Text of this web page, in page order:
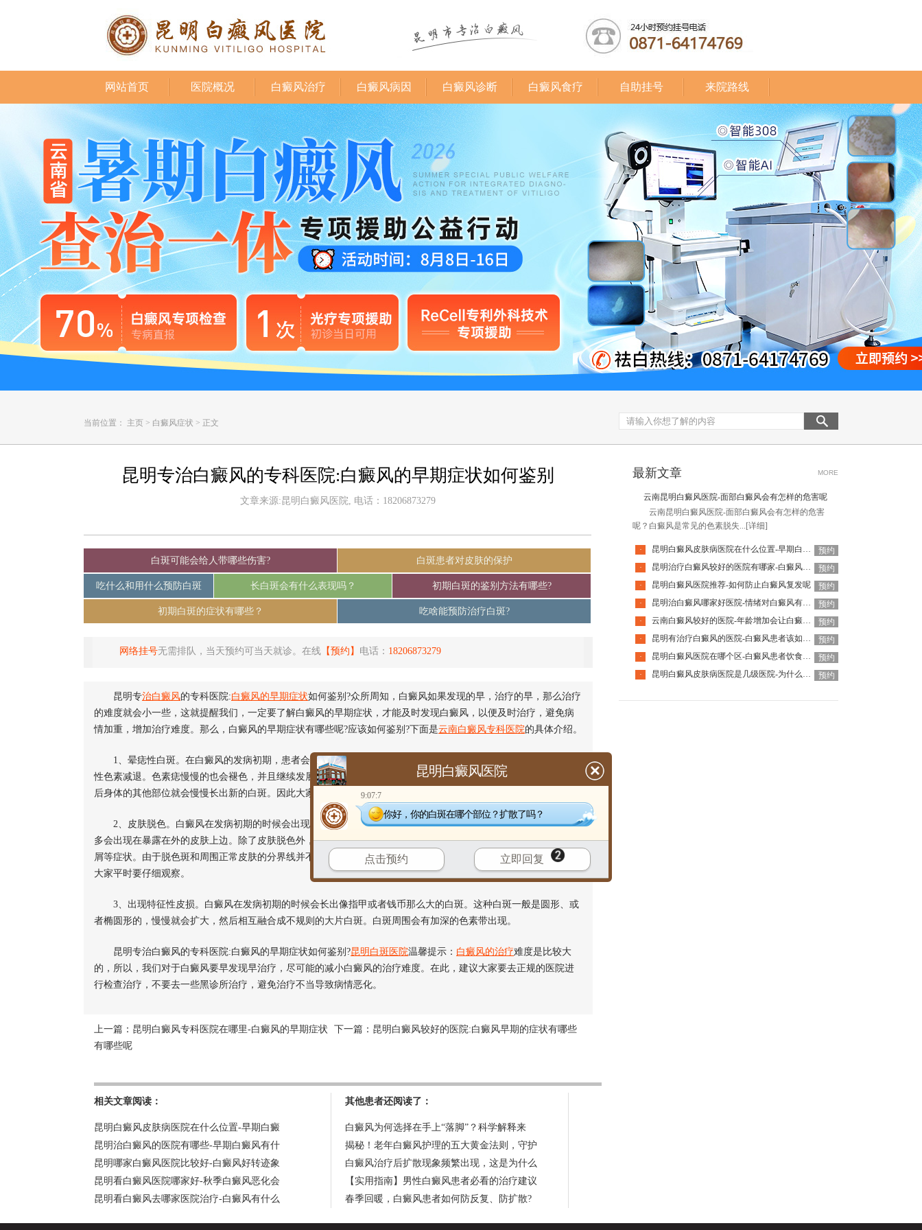
网站首页 医院概况 白癜风治疗 白癜风病因 白癜风诊断 白癜风食疗 自助挂号 来院路线
当前位置： 主页 > 白癜风症状 > 正文
昆明专治白癜风的专科医院:白癜风的早期症状如何鉴别
文章来源:昆明白癜风医院, 电话：18206873279
白斑可能会给人带哪些伤害? 白斑患者对皮肤的保护
吃什么和用什么预防白斑 长白斑会有什么表现吗？ 初期白斑的鉴别方法有哪些?
初期白斑的症状有哪些？ 吃啥能预防治疗白斑?
网络挂号无需排队，当天预约可当天就诊。在线 【预约】 电话： 18206873279
昆明专治白癜风的专科医院:白癜风的早期症状如何鉴别?众所周知，白癜风如果发现的早，治疗的早，那么治疗
的难度就会小一些，这就提醒我们，一定要了解白癜风的早期症状，才能及时发现白癜风，以便及时治疗，避免病
情加重，增加治疗难度。那么，白癜风的早期症状有哪些呢?应该如何鉴别?下面是云南白癜风专科医院的具体介绍。
1、晕痣性白斑。在白癜风的发病初期，患者会长出晕痣性白斑，这种白斑一般会围绕色素痣出现，表现为局限
性色素减退。色素痣慢慢的也会褪色，并且继续发展。一般晕痣中央的痣消失以后，白斑的面积就会渐渐扩大，然
后身体的其他部位就会慢慢长出新的白斑。因此大家一定要警惕这种晕痣。
2、皮肤脱色。白癜风在发病初期的时候会出现皮肤脱色的情况，脱色斑数量比较少，一般只有1到2片，而且大
多会出现在暴露在外的皮肤上边。除了皮肤脱色外，脱色斑的皮肤跟周围的皮肤没有什么区别，不会出现炎症、脱
屑等症状。由于脱色斑和周围正常皮肤的分界线并不清楚，因此如果患者皮肤较白的话，就很容易被忽略掉，因此
大家平时要仔细观察。
3、出现特征性皮损。白癜风在发病初期的时候会长出像指甲或者钱币那么大的白斑。这种白斑一般是圆形、或
者椭圆形的，慢慢就会扩大，然后相互融合成不规则的大片白斑。白斑周围会有加深的色素带出现。
昆明专治白癜风的专科医院:白癜风的早期症状如何鉴别?昆明白斑医院温馨提示： 白癜风的治疗难度是比较大
的，所以，我们对于白癜风要早发现早治疗，尽可能的减小白癜风的治疗难度。在此，建议大家要去正规的医院进
行检查治疗，不要去一些黑诊所治疗，避免治疗不当导致病情恶化。
上一篇： 昆明白癜风专科医院在哪里-白癜风的早期症状
有哪些呢
下一篇： 昆明白癜风较好的医院:白癜风早期的症状有哪些
相关文章阅读：
昆明白癜风皮肤病医院在什么位置-早期白癜
昆明治白癜风的医院有哪些-早期白癜风有什
昆明哪家白癜风医院比较好-白癜风好转迹象
昆明看白癜风医院哪家好-秋季白癜风恶化会
昆明看白癜风去哪家医院治疗-白癜风有什么
其他患者还阅读了：
白癜风为何选择在手上“落脚”？科学解释来
揭秘！老年白癜风护理的五大黄金法则，守护
白癜风治疗后扩散现象频繁出现，这是为什么
【实用指南】男性白癜风患者必看的治疗建议
春季回暖，白癜风患者如何防反复、防扩散?
最新文章 MORE
云南昆明白癜风医院-面部白癜风会有怎样的危害呢
云南昆明白癜风医院-面部白癜风会有怎样的危害
呢？白癜风是常见的色素脱失... [详细]
· 昆明白癜风皮肤病医院在什么位置-早期白癜风有什么表现
预约
·
昆明治疗白癜风较好的医院有哪家-白癜风治疗需要谨记什么呢
预约
·
昆明白癜风医院推荐-如何防止白癜风复发呢
预约
·
昆明治白癜风哪家好医院-情绪对白癜风有什么影响
预约
·
云南白癜风较好的医院-年龄增加会让白癜风自己好转吗
预约
·
昆明有治疗白癜风的医院-白癜风患者该如何挑选护肤品呢
预约
·
昆明白癜风医院在哪个区-白癜风患者饮食该怎么选择
预约
·
昆明白癜风皮肤病医院是几级医院-为什么白癜风要尽早治疗 预约
昆明白癜风医院
9:07:7
你好，你的白斑在哪个部位？扩散了吗？
点击预约 立即回复